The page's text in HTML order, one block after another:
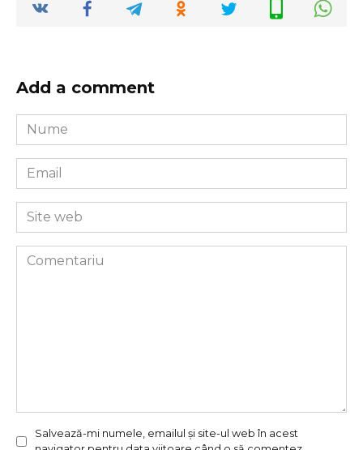
Add a comment
Nume
*
Email
*
Site
web
Comentariu
Salvează-mi numele, emailul și site-ul web în acest